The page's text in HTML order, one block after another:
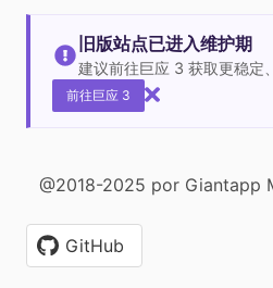
旧版站点已进入维护期
建议前往巨应 3 获取更稳定
前往巨应 3
@2018-2025 por Giantapp
GitHub